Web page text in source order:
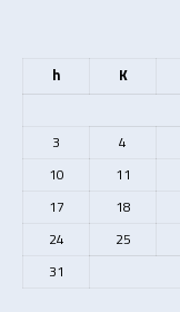
h
K
3
4
10
11
17
18
24
25
31